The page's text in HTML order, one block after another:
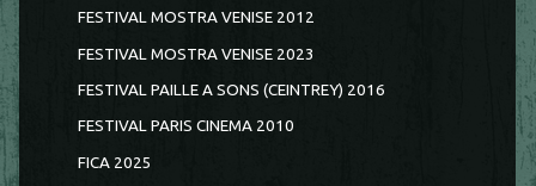
FESTIVAL MOSTRA VENISE 2012
FESTIVAL MOSTRA VENISE 2023
FESTIVAL PAILLE A SONS (CEINTREY) 2016
FESTIVAL PARIS CINEMA 2010
FICA 2025